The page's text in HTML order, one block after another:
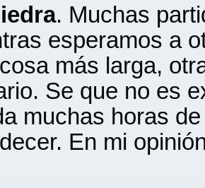
. Muchas
esperamos a
más larga,
Se que no es
muchas horas
En mi